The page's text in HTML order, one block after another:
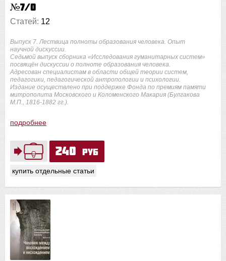
240 руб
купить отдельные статьи
№7/0
Статей: 12
Выпуск 7. Лествица полноты образования человека. Опыт
научной дискуссии.
Седьмой выпуск сборника «Исследования гуманитарных систем»
посвящён дискуссии о полноте образования человека.
Адресован специалистам в области общей теории систем,
педагогики, педагогической антропологии и психологии.
Издание осуществлено при поддержке Фонда по премиям памяти
митрополита Московского и Коломенского Макария (Булгакова
М.П., 1816-1882 гг.).
подробнее